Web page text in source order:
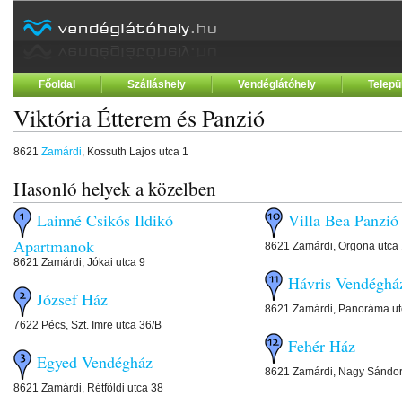
Főoldal Szálláshely Vendéglátóhely
Viktória Étterem és Panzió
8621 Zamárdi, Kossuth Lajos utca 1
Hasonló helyek a közelben
Lainné Csikós Ildikó
Apartmanok
8621 Zamárdi, Jókai utca 9
József Ház
7622 Pécs, Szt. Imre utca 36/B
Egyed Vendégház
8621 Zamárdi, Rétföldi utca 38
Villa Bea Panzió
8621 Zamárdi, Orgona utca
Hávris
8621 Zamárdi, Panoráma
Fehér Ház
8621 Zamárdi, Nagy